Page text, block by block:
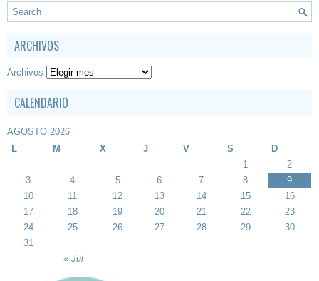
ARCHIVOS
Archivos
CALENDARIO
AGOSTO 2026
L
M X J V S D
« Jul
1
2
3
4 5 6 7 8
9
10
11 12 13 14 15
16
17
18 19 20 21 22
23
24
25 26 27 28 29
30
31